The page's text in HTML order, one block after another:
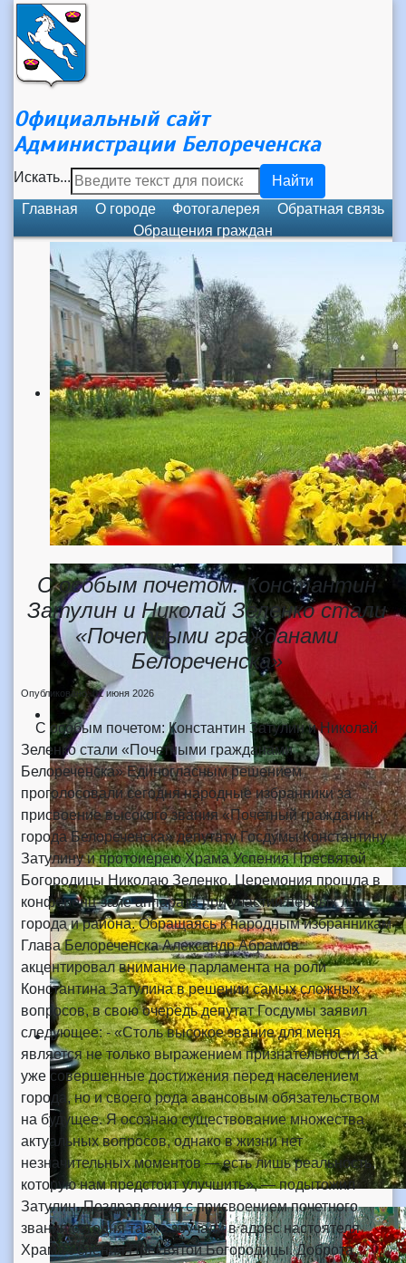
Официальный сайт
Администрации Белореченска
Искать...
Найти
Главная
О городе Фотогалерея
Обратная связь
Обращения граждан
С особым почетом: Константин
Затулин и Николай Зеленко стали
«Почетными гражданами
Белореченска»
Опубликовано: 01 июня 2026
С особым почетом: Константин Затулин и Николай
Зеленко стали «Почетными гражданами
Белореченска» Единогласным решением
проголосовали сегодня народные избранники за
присвоение высокого звания «Почетный гражданин
города Белореченска» депутату Госдумы Константину
Затулину и протоиерею Храма Успения Пресвятой
Богородицы Николаю Зеленко. Церемония прошла в
конференц-зале аппарата при участии первых лиц
города и района. Обращаясь к народным избранникам
Глава Белореченска Александр Абрамов
акцентировал внимание парламента на роли
Константина Затулина в решении самых сложных
вопросов, в свою очередь депутат Госдумы заявил
следующее: - «Столь высокое звание для меня
является не только выражением признательности за
уже совершенные достижения перед населением
города, но и своего рода авансовым обязательством
на будущее. Я осознаю существование множества
актуальных вопросов, однако в жизни нет
незначительных моментов — есть лишь реальность,
которую нам предстоит улучшить», — подытожил
Затулин. Поздравления с присвоением почетного
звания сегодня также звучали в адрес настоятеля
Храма Успения Пресвятой Богородицы. Доброта,